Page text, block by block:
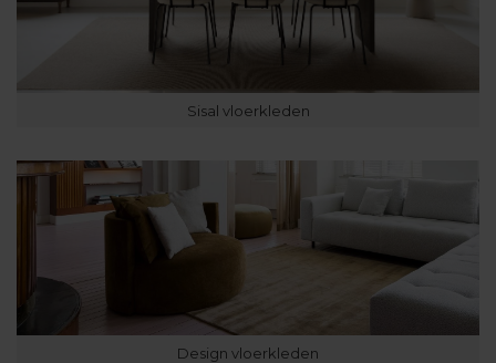
Sisal vloerkleden
Design vloerkleden